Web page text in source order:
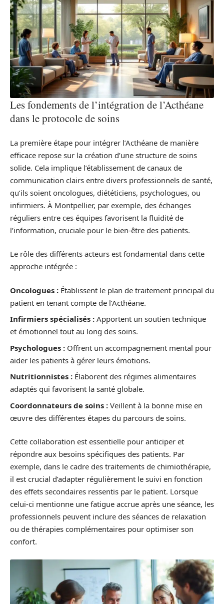
Les fondements de l’intégration de l’Acthéane
dans le protocole de soins
La première étape pour intégrer l’Acthéane de manière
efficace repose sur la création d’une structure de soins
solide. Cela implique l’établissement de canaux de
communication clairs entre divers professionnels de santé,
qu’ils soient oncologues, diététiciens, psychologues, ou
infirmiers. À Montpellier, par exemple, des échanges
réguliers entre ces équipes favorisent la fluidité de
l’information, cruciale pour le bien-être des patients.
Le rôle des différents acteurs est fondamental dans cette
approche intégrée :
Oncologues : Établissent le plan de traitement principal du
patient en tenant compte de l’Acthéane.
Infirmiers spécialisés : Apportent un soutien technique
et émotionnel tout au long des soins.
Psychologues : Offrent un accompagnement mental pour
aider les patients à gérer leurs émotions.
Nutritionnistes : Élaborent des régimes alimentaires
adaptés qui favorisent la santé globale.
Coordonnateurs de soins : Veillent à la bonne mise en
œuvre des différentes étapes du parcours de soins.
Cette collaboration est essentielle pour anticiper et
répondre aux besoins spécifiques des patients. Par
exemple, dans le cadre des traitements de chimiothérapie,
il est crucial d’adapter régulièrement le suivi en fonction
des effets secondaires ressentis par le patient. Lorsque
celui-ci mentionne une fatigue accrue après une séance, les
professionnels peuvent inclure des séances de relaxation
ou de thérapies complémentaires pour optimiser son
confort.